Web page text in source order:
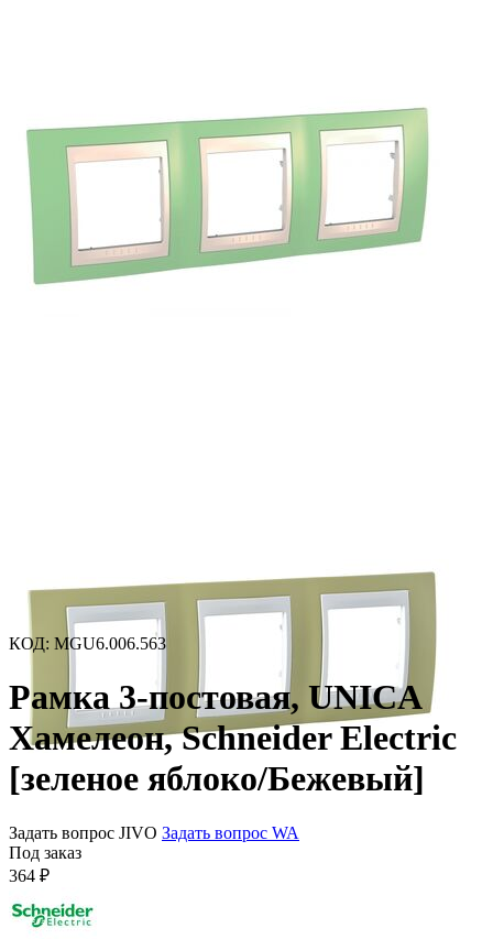
КОД: MGU6.006.563
Рамка 3-постовая, UNICA
Хамелеон, Schneider Electric
[зеленое яблоко/Бежевый]
Задать вопрос JIVO Задать вопрос WA
Под заказ
364 ₽